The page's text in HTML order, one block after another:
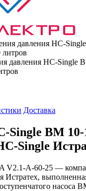
давления HC-Single
Доставка
Single BM
Single
V2.1-A-60-25 —
Истратех,
насоса